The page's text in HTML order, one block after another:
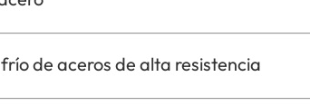
de aceros de alta resistencia